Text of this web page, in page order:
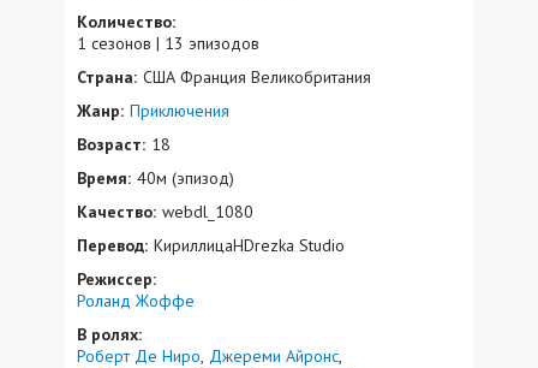
Количество:
1 сезонов | 13 эпизодов
Страна: США Франция Великобритания
Жанр: Приключения
Возраст: 18
Время: 40м (эпизод)
Качество: webdl_1080
Перевод: КириллицаHDrezka Studio
Режиссер:
Роланд Жоффе
В ролях:
Роберт Де Ниро Джереми Айронс